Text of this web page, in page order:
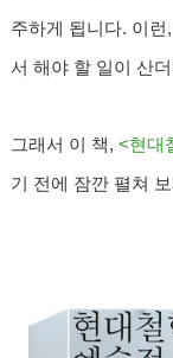
주하게 됩니다. 이
서 해야 할 일이 산더
그래서 이 책,<현대
기 전에 잠깐 펼쳐